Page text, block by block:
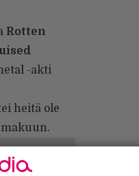
Rotten
-akti
heitä ole